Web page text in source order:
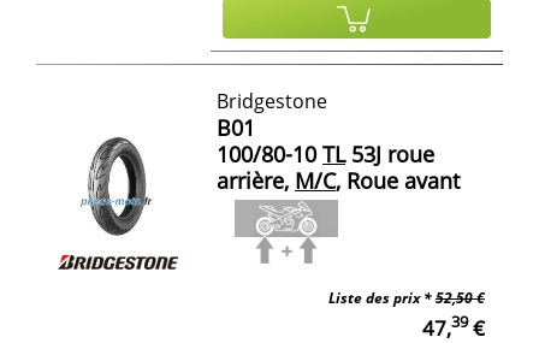
Bridgestone
B01
100/80-10 TL53J roue
arrière, M/C, Roue avant
Liste des prix *52,50 €
47,39€